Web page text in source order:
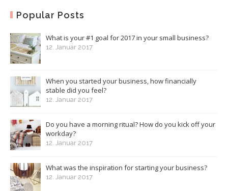
Popular Posts
What is your #1 goal for 2017 in your small business?
12. Januar 2017
When you started your business, how financially
stable did you feel?
12. Januar 2017
Do you have a morning ritual? How do you kick off your
workday?
12. Januar 2017
What was the inspiration for starting your business?
12. Januar 2017